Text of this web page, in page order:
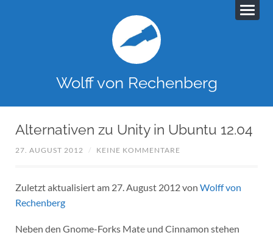
Wolff von Rechenberg
Alternativen zu Unity in Ubuntu 12.04
27. AUGUST 2012 / KEINE KOMMENTARE
Zuletzt aktualisiert am 27. August 2012 von Wolff von
Rechenberg
Neben den Gnome-Forks Mate und Cinnamon stehen